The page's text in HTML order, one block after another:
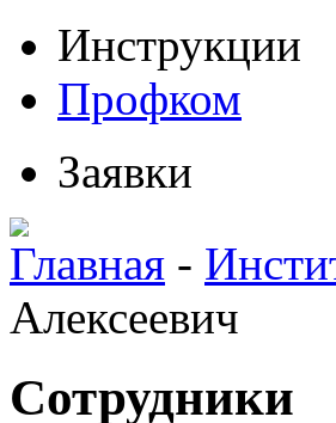
Инструкции
Профком
Заявки
Главная -
Алексеевич
Сотрудники